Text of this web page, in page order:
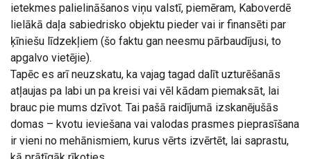
ietekmes palielināšanos viņu valstī, piemēram, Kaboverdē
lielākā daļa sabiedrisko objektu pieder vai ir finansēti par
ķīniešu līdzekļiem (šo faktu gan neesmu pārbaudījusi, to
apgalvo vietējie).
Tapēc es arī neuzskatu, ka vajag tagad dalīt uzturēšanās
atļaujas pa labi un pa kreisi vai vēl kādam piemaksāt, lai
brauc pie mums dzīvot. Tai pašā raidījumā izskanējušās
domas – kvotu ieviešana vai valodas prasmes pieprasīšana
ir vieni no mehānismiem, kurus vērts izvērtēt, lai saprastu,